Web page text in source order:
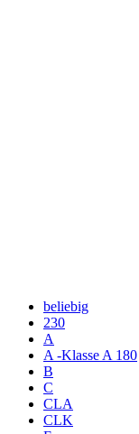
beliebig
230
A
A -Klasse A 180
B
C
CLA
CLK